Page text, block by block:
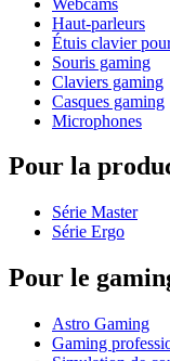
Haut-parleurs
Étuis clavier
Souris gaming
Claviers gaming
Casques gaming
Microphones
Pour la
Série Master
Série Ergo
Pour le
Astro Gaming
Gaming